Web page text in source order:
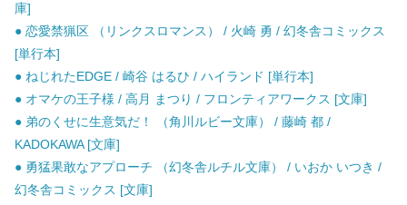
庫]
● 恋愛禁猟区 （リンクスロマンス） / 火崎 勇 / 幻冬舎コミックス
[単行本]
● ねじれたEDGE / 崎谷 はるひ / ハイランド [単行本]
● オマケの王子様 / 高月 まつり / フロンティアワークス [文庫]
● 弟のくせに生意気だ！ （角川ルビー文庫） / 藤崎 都 /
KADOKAWA [文庫]
● 勇猛果敢なアプローチ （幻冬舎ルチル文庫） / いおか いつき /
幻冬舎コミックス [文庫]